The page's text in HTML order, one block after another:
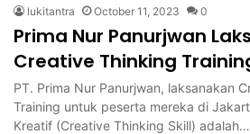
lukitantra October 11, 2023 0
Prima Nur Panurjwan
Creative Thinking
PT. Prima Nur Panurjwan, laksanakan
Training untuk peserta mereka di
Kreatif (Creative Thinking Skill) adalah…